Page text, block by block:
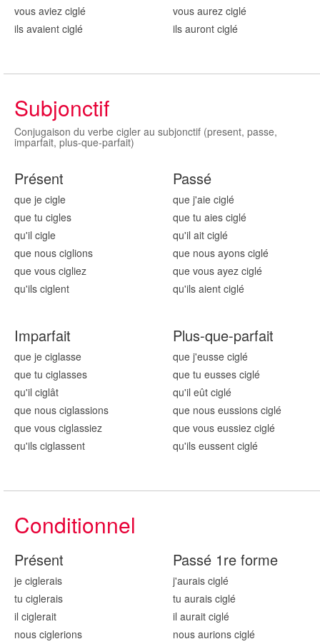
vous aviez ciglé
ils avaient ciglé
vous aurez ciglé
ils auront ciglé
Subjonctif
Conjugaison du verbe cigler au subjonctif (present, passe,
imparfait, plus-que-parfait)
Présent
que je cigle
que tu cigles
qu'il cigle
que nous ciglions
que vous cigliez
qu'ils ciglent
Passé
que j'aie ciglé
que tu aies ciglé
qu'il ait ciglé
que nous ayons ciglé
que vous ayez ciglé
qu'ils aient ciglé
Imparfait
que je ciglasse
que tu ciglasses
qu'il ciglât
que nous ciglassions
que vous ciglassiez
qu'ils ciglassent
Plus-que-parfait
que j'eusse ciglé
que tu eusses ciglé
qu'il eût ciglé
que nous eussions ciglé
que vous eussiez ciglé
qu'ils eussent ciglé
Conditionnel
Présent
je ciglerais
tu ciglerais
il ciglerait
nous ciglerions
Passé 1re forme
j'aurais ciglé
tu aurais ciglé
il aurait ciglé
nous aurions ciglé